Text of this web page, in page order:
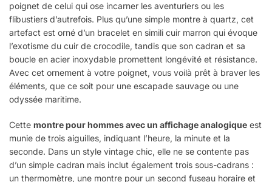
poignet de celui qui ose incarner les aventuriers ou les
flibustiers d’autrefois. Plus qu’une simple montre à quartz, cet
artefact est orné d’un bracelet en simili cuir marron qui évoque
l’exotisme du cuir de crocodile, tandis que son cadran et sa
boucle en acier inoxydable promettent longévité et résistance.
Avec cet ornement à votre poignet, vous voilà prêt à braver les
éléments, que ce soit pour une escapade sauvage ou une
odyssée maritime.
Cette montre pour hommes avec un affichage analogique est
munie de trois aiguilles, indiquant l’heure, la minute et la
seconde. Dans un style vintage chic, elle ne se contente pas
d’un simple cadran mais inclut également trois sous-cadrans :
un thermomètre, une montre pour un second fuseau horaire et